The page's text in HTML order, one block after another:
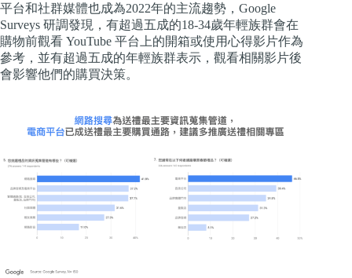
平台和社群媒體也成為2022年的主流趨勢，Google
Surveys 研調發現，有超過五成的18-34歲年輕族群會在
購物前觀看 YouTube 平台上的開箱或使用心得影片作為
參考，並有超過五成的年輕族群表示，觀看相關影片後
會影響他們的購買決策。